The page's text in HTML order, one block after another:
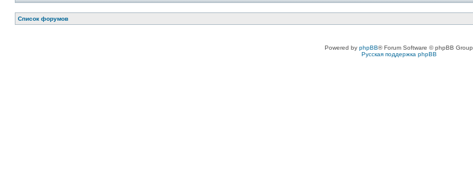
Список форумов
Powered by phpBB® Forum Software © phpBB Group
Русская поддержка phpBB